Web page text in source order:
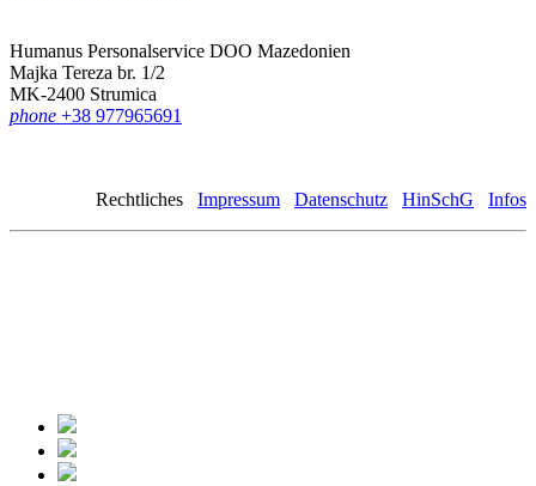
Humanus Personalservice DOO Mazedonien
Majka Tereza br. 1/2
MK-2400 Strumica
phone +38 977965691
Rechtliches Impressum Datenschutz HinSchG Infos